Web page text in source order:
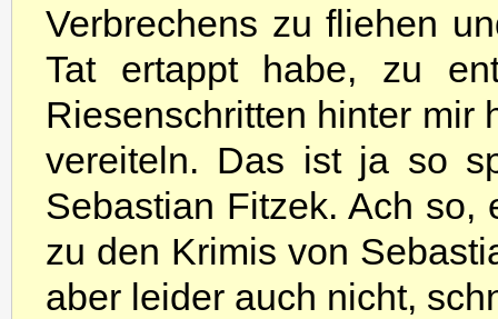
Verbrechens zu fliehen
Tat ertappt habe, zu
Riesenschritten hinter mir
vereiteln. Das ist ja so
Sebastian Fitzek. Ach
zu den Krimis von
aber leider auch nicht,